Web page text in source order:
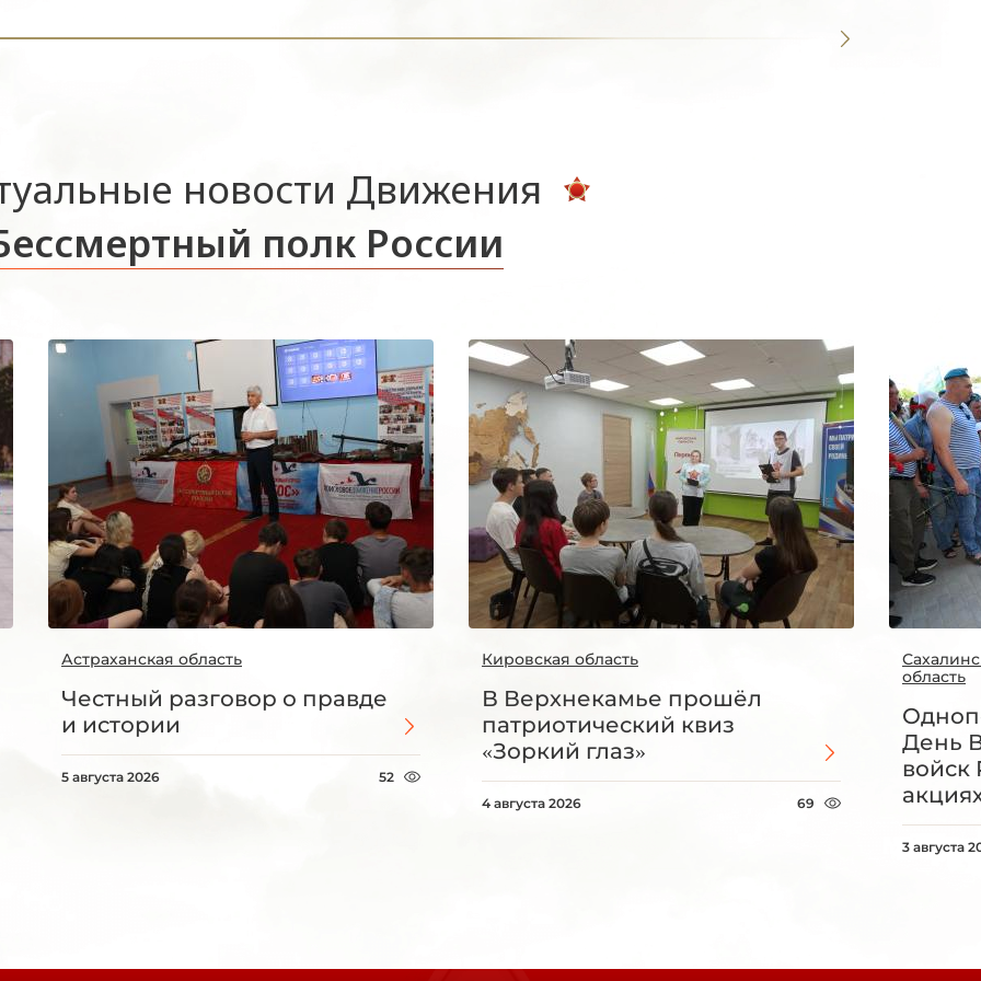
новости Движения
полк России
Астраханская область
Честный разговор о правде
и истории
5 августа 2026 52
Кировская область
В Верхнекамье прошёл
патриотический квиз
«Зоркий глаз»
4 августа 2026 69
область
День
войск
3 августа